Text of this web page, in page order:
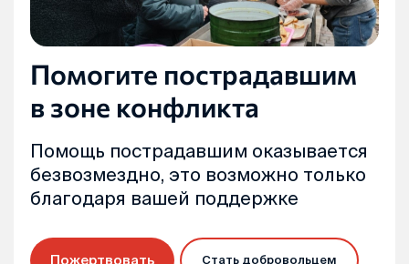
Помогите пострадавшим
в зоне конфликта
Помощь пострадавшим оказывается
безвозмездно, это возможно только
благодаря вашей поддержке
Пожертвовать Стать добровольцем